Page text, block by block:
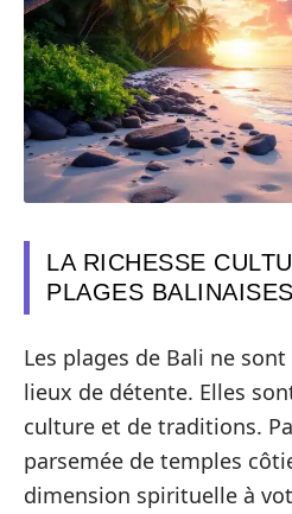
LA RICHESSE
PLAGES BALINAISES
Les plages de Bali ne
lieux de détente. Elles
culture et de traditions.
parsemée de temples
dimension spirituelle à